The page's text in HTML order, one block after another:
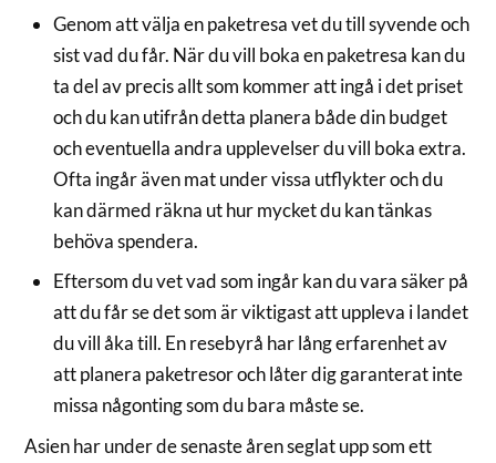
Genom att välja en paketresa vet du till syvende och
sist vad du får. När du vill boka en paketresa kan du
ta del av precis allt som kommer att ingå i det priset
och du kan utifrån detta planera både din budget
och eventuella andra upplevelser du vill boka extra.
Ofta ingår även mat under vissa utflykter och du
kan därmed räkna ut hur mycket du kan tänkas
behöva spendera.
Eftersom du vet vad som ingår kan du vara säker på
att du får se det som är viktigast att uppleva i landet
du vill åka till. En resebyrå har lång erfarenhet av
att planera paketresor och låter dig garanterat inte
missa någonting som du bara måste se.
Asien har under de senaste åren seglat upp som ett